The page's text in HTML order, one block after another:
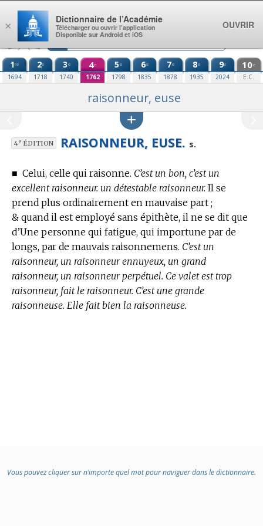
Aller au contenu
1re
1694
2e
1718
3e
1740
4e
1762
5e
1798
6e
1835
7e
1878
8e
1935
9e
2024
10e
E.C.
raisonneur, euse
4eÉDITION RAISONNEUR, EUSE. s.
■ Celui, celle qui raisonne. C’est un bon, c’est un
excellent raisonneur. un détestable raisonneur. Il se
prend plus ordinairement en mauvaise part ;
& quand il est employé sans épithète, il ne se dit que
d’Une personne qui fatigue, qui importune par de
longs, par de mauvais raisonnemens. C’est un
raisonneur, un raisonneur ennuyeux, un grand
raisonneur, un raisonneur perpétuel. Ce valet est trop
raisonneur, fait le raisonneur. C’est une grande
raisonneuse. Elle fait bien la raisonneuse.
Vous pouvez cliquer sur n’importe quel mot pour naviguer dans le dictionnaire.
×
Dictionnaire de l’Académie
Télécharger ou ouvrir l’application
Disponible sur Android et iOS
OUVRIR